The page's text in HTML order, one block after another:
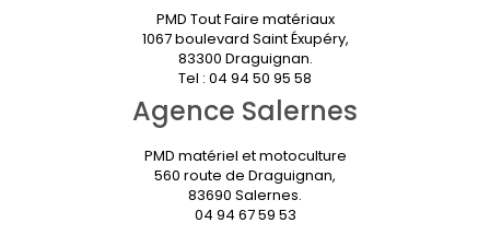
PMD Tout Faire matériaux
1067 boulevard Saint Éxupéry,
83300 Draguignan.
Tel : 04 94 50 95 58
Agence Salernes
PMD matériel et motoculture
560 route de Draguignan,
83690 Salernes.
04 94 67 59 53